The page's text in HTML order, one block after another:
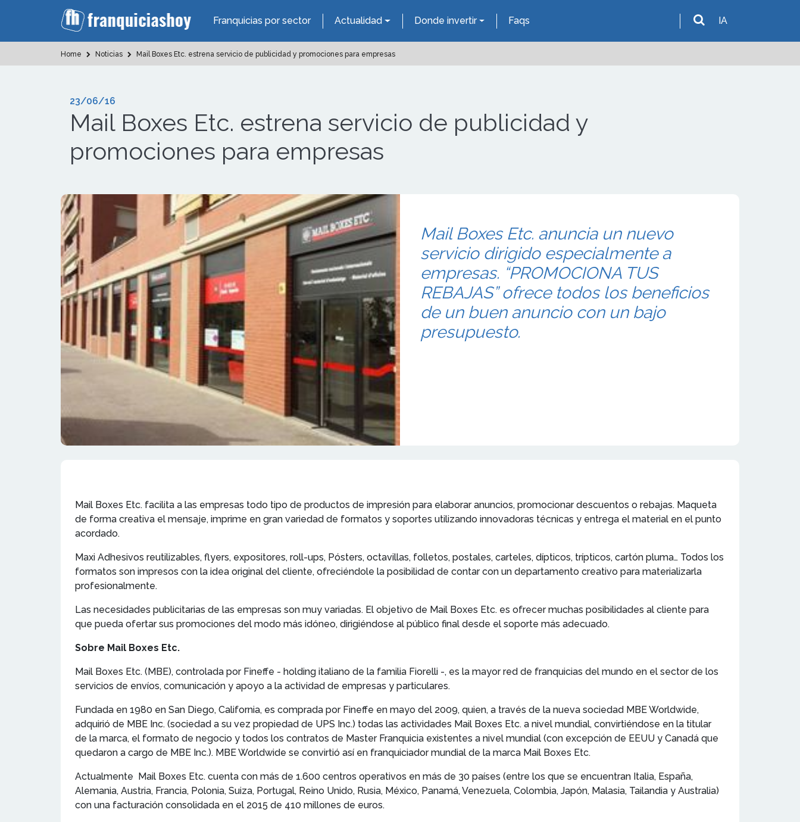
Franquicias por sector Actualidad Donde invertir Faqs IA
Home Noticias Mail Boxes Etc. estrena servicio de publicidad y promociones para empresas
23/06/16
Mail Boxes Etc. estrena servicio de publicidad y
promociones para empresas
Mail Boxes Etc. anuncia un nuevo
servicio dirigido especialmente a
empresas. “PROMOCIONA TUS
REBAJAS” ofrece todos los beneficios
de un buen anuncio con un bajo
presupuesto.
Mail Boxes Etc. facilita a las empresas todo tipo de productos de impresión para elaborar anuncios, promocionar descuentos o rebajas. Maqueta
de forma creativa el mensaje, imprime en gran variedad de formatos y soportes utilizando innovadoras técnicas y entrega el material en el punto
acordado.
Maxi Adhesivos reutilizables, flyers, expositores, roll-ups, Pósters, octavillas, folletos, postales, carteles, dípticos, trípticos, cartón pluma… Todos los
formatos son impresos con la idea original del cliente, ofreciéndole la posibilidad de contar con un departamento creativo para materializarla
profesionalmente.
Las necesidades publicitarias de las empresas son muy variadas. El objetivo de Mail Boxes Etc. es ofrecer muchas posibilidades al cliente para
que pueda ofertar sus promociones del modo más idóneo, dirigiéndose al público final desde el soporte más adecuado.
Sobre Mail Boxes Etc.
Mail Boxes Etc. (MBE), controlada por Fineffe - holding italiano de la familia Fiorelli -, es la mayor red de franquicias del mundo en el sector de los
servicios de envíos, comunicación y apoyo a la actividad de empresas y particulares.
Fundada en 1980 en San Diego, California, es comprada por Fineffe en mayo del 2009, quien, a través de la nueva sociedad MBE Worldwide,
adquirió de MBE Inc. (sociedad a su vez propiedad de UPS Inc.) todas las actividades Mail Boxes Etc. a nivel mundial, convirtiéndose en la titular
de la marca, el formato de negocio y todos los contratos de Master Franquicia existentes a nivel mundial (con excepción de EEUU y Canadá que
quedaron a cargo de MBE Inc.). MBE Worldwide se convirtió así en franquiciador mundial de la marca Mail Boxes Etc.
Actualmente Mail Boxes Etc. cuenta con más de 1.600 centros operativos en más de 30 países (entre los que se encuentran Italia, España,
Alemania, Austria, Francia, Polonia, Suiza, Portugal, Reino Unido, Rusia, México, Panamá, Venezuela, Colombia, Japón, Malasia, Tailandia y Australia)
con una facturación consolidada en el 2015 de 410 millones de euros.